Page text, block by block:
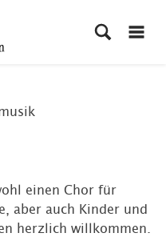
einen Chor für
aber auch Kinder und
herzlich willkommen.